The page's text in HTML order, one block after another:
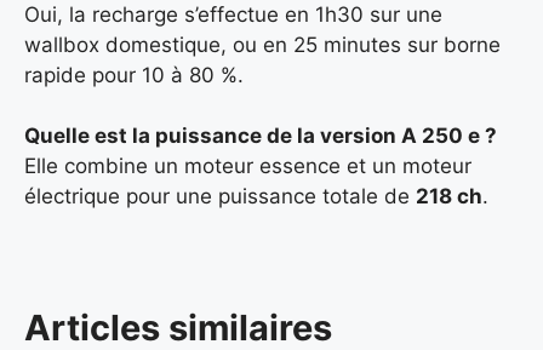
Oui, la recharge s’effectue en 1h30 sur une
wallbox domestique, ou en 25 minutes sur borne
rapide pour 10 à 80 %.
Quelle est la puissance de la version A 250 e ?
Elle combine un moteur essence et un moteur
électrique pour une puissance totale de 218 ch.
Articles similaires